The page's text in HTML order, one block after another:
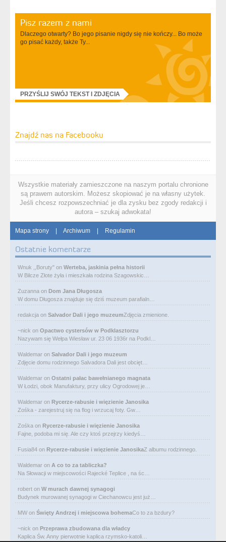
Pisz razem z nami
Dlaczego otwarty? Bo jego pisanie nigdy się nie kończy... Bo może
go pisać każdy, także Ty...
PRZYŚLIJ SWÓJ TEKST I ZDJĘCIA
Znajdź nas na Facebooku
Wszystkie materiały zamieszczone na naszym portalu chronione
są prawem autorskim. Możesz skopiować je na własny użytek.
Jeśli chcesz rozpowszechniać je dla zysku bez zgody redakcji i
autora – szukaj adwokata!
Mapa strony | Archiwum | Regulamin
Ostatnie komentarze
Wnuk ,,Boruty" on Werteba, jaskinia pełna historii
W Bilcze Złote żyła i mieszkała rodzina Szagowskic…
Zuzanna on Dom Jana Długosza
W domu Długosza znajduje się dziś muzeum parafialn…
redakcja on Salvador Dali i jego muzeumZdjęcia zmienione.
~nick on Opactwo cystersów w Podklasztorzu
Nazywam się Wełpa Wiesław ur. 23 06 1936r na Podkl…
Waldemar on Salvador Dali i jego muzeum
Zdjęcie domu rodzinnego Salvadora Dali jest obcięt…
Waldemar on Ostatni pałac bawełnianego magnata
W Łodzi, obok Manufaktury, przy ulicy Ogrodowej je…
Waldemar on Rycerze-rabusie i więzienie Janosika
Zośka - zarejestruj się na flog i wrzucaj foty. Gw…
Zośka on Rycerze-rabusie i więzienie Janosika
Fajne, podoba mi się. Ale czy ktoś przejrzy kiedyś…
Fusia84 on Rycerze-rabusie i więzienie JanosikaZ albumu rodzinnego.
Waldemar on A co to za tabliczka?
Na Słowacji w miejscowości Rajecké Teplice , na śc…
robert on W murach dawnej synagogi
Budynek murowanej synagogi w Ciechanowcu jest już…
MW on Święty Andrzej i miejscowa bohemaCo to za bzdury?
~nick on Przeprawa zbudowana dla władcy
Kaplica Św. Anny pierwotnie kaplica rzymsko-katoli…